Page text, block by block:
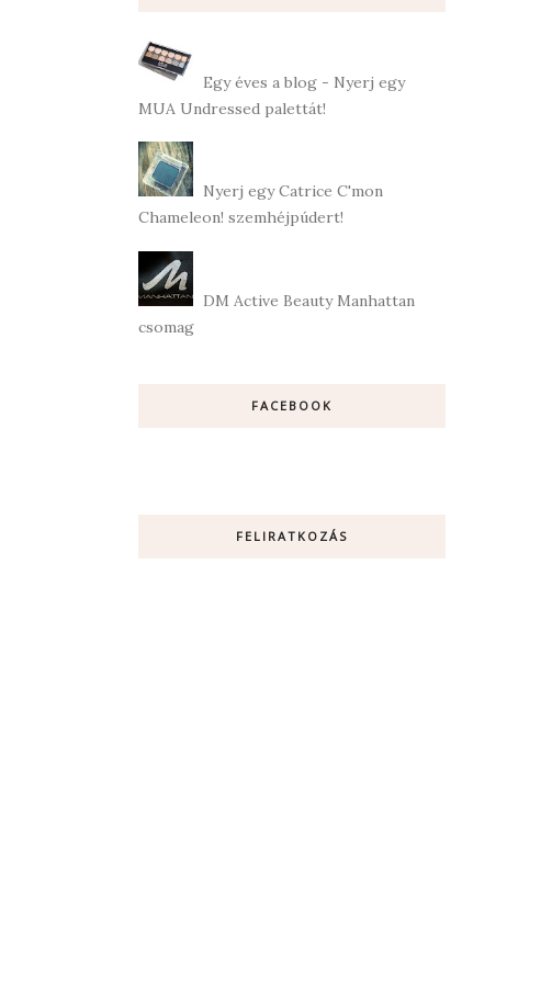
Egy éves a blog - Nyerj egy
MUA Undressed palettát!
Nyerj egy Catrice C'mon
Chameleon! szemhéjpúdert!
DM Active Beauty Manhattan
csomag
FACEBOOK
FELIRATKOZÁS